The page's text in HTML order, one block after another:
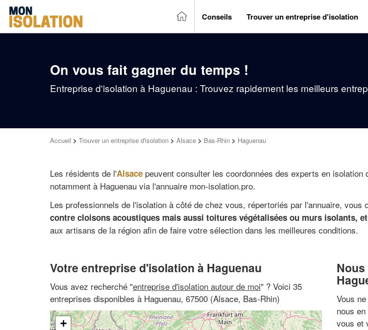
Conseils Trouver un entreprise d'isolation
On vous fait gagner du temps !
Entreprise d'isolation à Haguenau : Trouvez rapidement les meilleurs
Accueil > Trouver un entreprise d'isolation > Alsace > Bas-Rhin > Haguenau
Les résidents de l'Alsace peuvent consulter les coordonnées des experts en
notamment à Haguenau via l'annuaire mon-isolation.pro.
Les professionnels de l'isolation à côté de chez vous, répertoriés par l'annuaire, vous
contre cloisons acoustiques mais aussi toitures végétalisées ou murs isolants,
aux artisans de la région afin de faire votre sélection dans les meilleures conditions.
Votre entreprise d'isolation à Haguenau
Vous avez recherché "entreprise d'isolation autour de moi" ? Voici 35
entreprises disponibles à Haguenau, 67500 (Alsace, Bas-Rhin)
+
Vous
nous
vous et